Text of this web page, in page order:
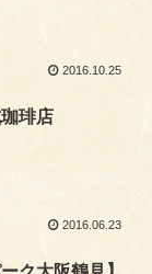
2016.10.25
琲店
2016.06.23